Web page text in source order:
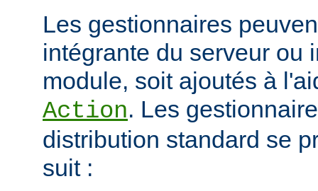
Les gestionnaires
intégrante du serveur ou
module, soit ajoutés à
Action. Les
distribution standard se
suit :